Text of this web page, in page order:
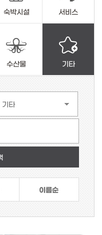
숙박시설 서비스
수산물 기타
이름순